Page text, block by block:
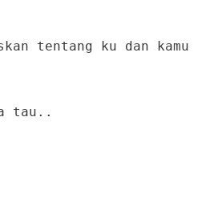
tentang ku dan kamu
tau..